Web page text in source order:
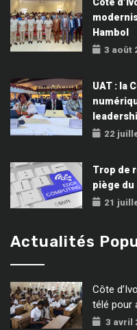
Hambol
3 août
UAT : la
22
Trop de
piège du
21
Actualités
Côte
télé pour
3 avril